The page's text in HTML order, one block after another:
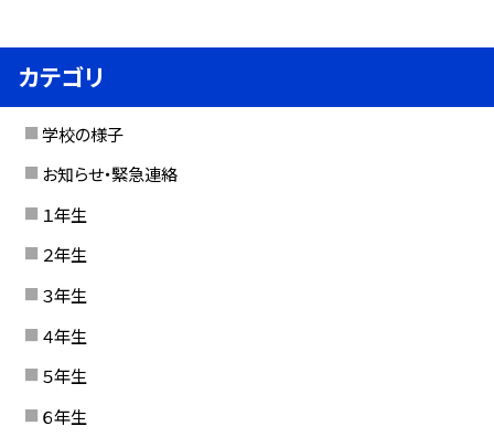
カテゴリ
学校の様子
お知らせ・緊急連絡
１年生
２年生
３年生
４年生
５年生
６年生